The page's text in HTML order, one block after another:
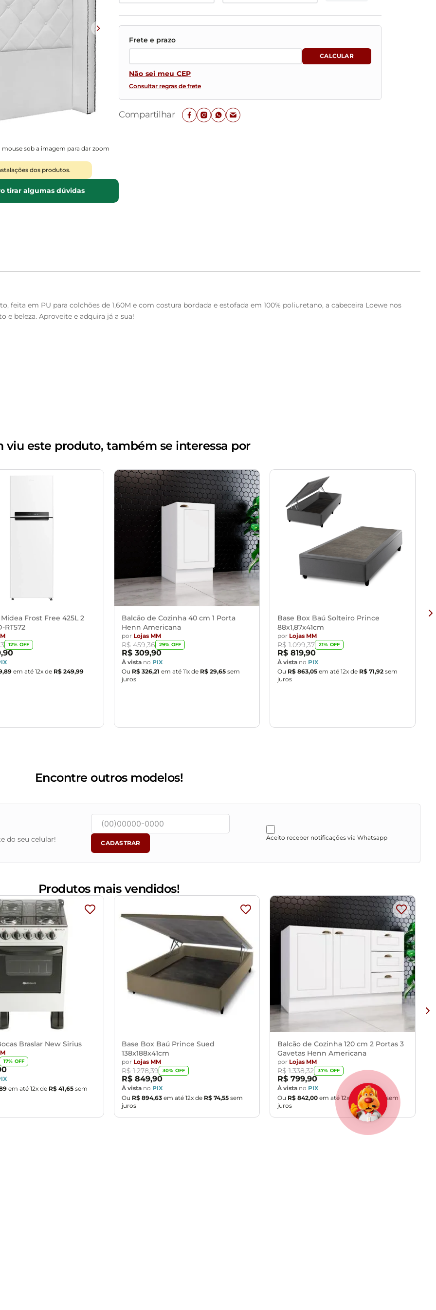
Baú Organizador
Ver todos
mouse sob a imagem para dar zoom
dos produtos.
tirar algumas dúvidas
Não sei meu CEP
Consultar regras de frete
Compartilhar
feita em PU para colchões de 1,60M e com costura bordada e estofada em 100% poliuretano, a cabeceira Loewe nos
beleza. Aproveite e adquira já a sua!
recomendamos que a montagem seja feita por um profissional
objetos de decoração e eletros
e o produto, por conta do tratamento de imagens e a calibração de cores da sua tela
e com total segurança
certifique-se de que passará normalmente por elevadores, portas, escadas e/ou corredores, evitando assim futuros
viu este produto, também se interessa por
Frost Free 425L 2
RT572
12% OFF
em até 12x de R$ 249,99
Balcão de Cozinha 40 cm 1 Porta
Henn Americana
por Lojas MM
R$ 459,36 29% OFF
R$ 309,90
À vista no PIX
Ou R$ 326,21 em até 11x de R$ 29,65 sem
juros
Base Box Baú Solteiro Prince
88x1,87x41cm
por Lojas MM
R$ 1.099,37 21% OFF
R$ 819,90
À vista no PIX
Ou R$ 863,05 em até 12x de R$ 71,92 sem
juros
Encontre outros modelos!
do seu celular! CADASTRAR
Aceito receber notificações via Whatsapp
Produtos mais vendidos!
Braslar New Sirius
17% OFF
em até 12x de R$ 41,65 sem
Base Box Baú Prince Sued
138x188x41cm
por Lojas MM
R$ 1.278,39 30% OFF
R$ 849,90
À vista no PIX
Ou R$ 894,63 em até 12x de R$ 74,55 sem
juros
Balcão de Cozinha 120 cm 2 Portas 3
Gavetas Henn Americana
por Lojas MM
R$ 1.338,32 37% OFF
R$ 799,90
À vista no PIX
Ou R$ 842,00 em até 12x deR$ 70,
sem
juros